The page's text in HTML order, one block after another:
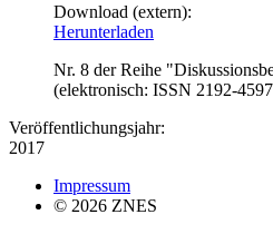
Download (extern):
Herunterladen
Nr. 8 der Reihe
(elektronisch: ISSN 2192-
Veröffentlichungsjahr:
2017
Impressum
© 2026 ZNES